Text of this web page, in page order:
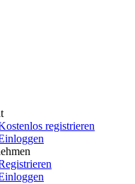
registrieren